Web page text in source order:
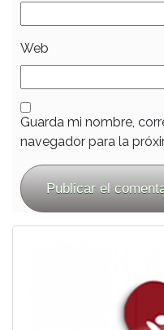
Web
Guarda mi nombre,
navegador para la